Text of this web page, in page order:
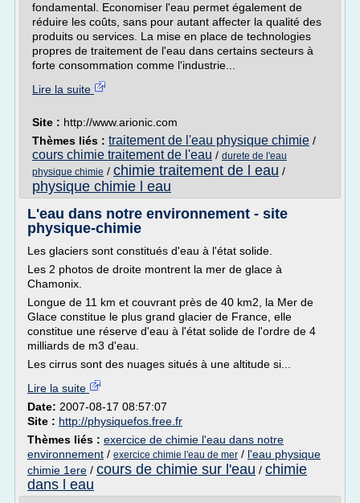
fondamental. Economiser l'eau permet également de
réduire les coûts, sans pour autant affecter la qualité des
produits ou services. La mise en place de technologies
propres de traitement de l'eau dans certains secteurs à
forte consommation comme l'industrie...
Lire la suite
Site : http://www.arionic.com
Thèmes liés : traitement de l'eau physique chimie /
cours chimie traitement de l'eau / durete de l'eau
physique chimie / chimie traitement de l eau /
physique chimie l eau
L'eau dans notre environnement - site
physique-chimie
Les glaciers sont constitués d'eau à l'état solide.
Les 2 photos de droite montrent la mer de glace à
Chamonix.
Longue de 11 km et couvrant près de 40 km2, la Mer de
Glace constitue le plus grand glacier de France, elle
constitue une réserve d'eau à l'état solide de l'ordre de 4
milliards de m3 d'eau.
Les cirrus sont des nuages situés à une altitude si...
Lire la suite
Date: 2007-08-17 08:57:07
Site : http://physiquefos.free.fr
Thèmes liés : exercice de chimie l'eau dans notre
environnement / exercice chimie l'eau de mer / l'eau physique
chimie 1ere / cours de chimie sur l'eau / chimie
dans l eau